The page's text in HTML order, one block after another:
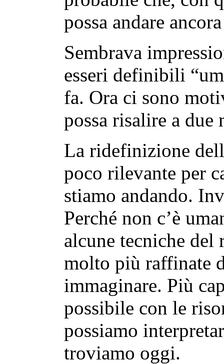
possa andare
Sembrava
esseri definibili
fa. Ora ci sono
possa risalire a
La ridefinizione
poco rilevante per
stiamo andando.
Perché non c’è
alcune tecniche del
molto più raffinate
immaginare. Più
possibile con le
possiamo
troviamo oggi.